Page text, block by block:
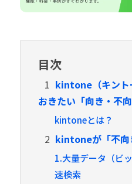
目次
1 kintone（キント
おきたい「向き・不向
kintoneとは？
2 kintoneが「不向
1.大量データ（ビ
速検索